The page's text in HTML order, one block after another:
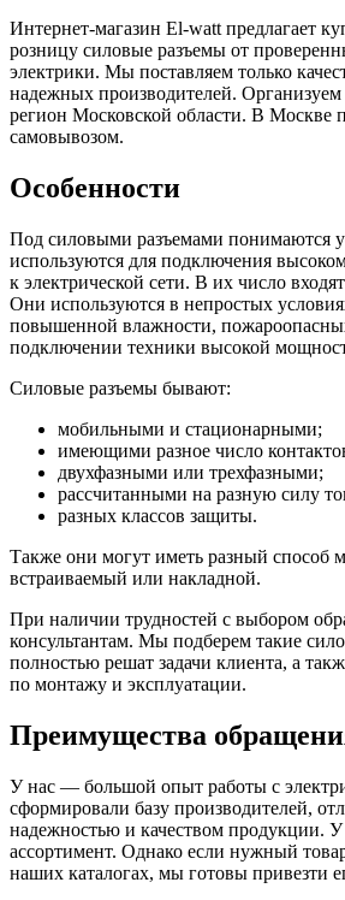
Интернет-магазин El-watt предлагает
розницу силовые разъемы от
электрики. Мы поставляем только
надежных производителей.
регион Московской области. В Москве
самовывозом.
Особенности
Под силовыми разъемами понимаются
используются для подключения
к электрической сети. В их число
Они используются в непростых
повышенной влажности,
подключении техники высокой
Силовые разъемы бывают:
мобильными и стационарными;
имеющими разное число
двухфазными или трехфазными;
рассчитанными на разную силу
разных классов защиты.
Также они могут иметь разный способ
встраиваемый или накладной.
При наличии трудностей с выбором
консультантам. Мы подберем такие
полностью решат задачи клиента, а
по монтажу и эксплуатации.
Преимущества
У нас — большой опыт работы с
сформировали базу производителей,
надежностью и качеством продукции.
ассортимент. Однако если нужный
наших каталогах, мы готовы привезти